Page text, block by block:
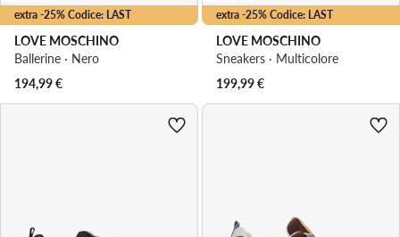
extra -25% Codice: LAST
LOVE MOSCHINO
Ballerine · Nero
194,99€
extra -25% Codice: LAST
LOVE MOSCHINO
Sneakers · Multicolore
199,99€